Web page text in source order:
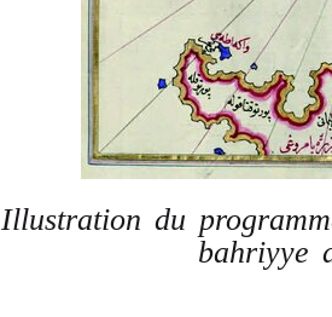
Illustration du
bahriyye